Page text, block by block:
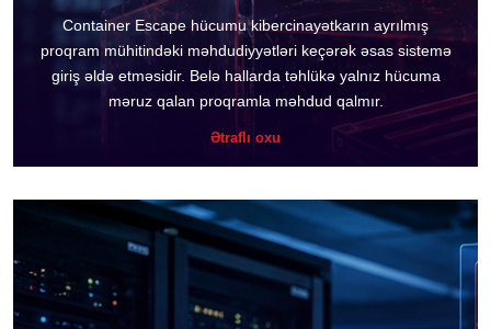
Container Escape hücumu kibercinayətkarın ayrılmış
proqram mühitindəki məhdudiyyətləri keçərək əsas sistemə
giriş əldə etməsidir. Belə hallarda təhlükə yalnız hücuma
məruz qalan proqramla məhdud qalmır.
Ətraflı oxu